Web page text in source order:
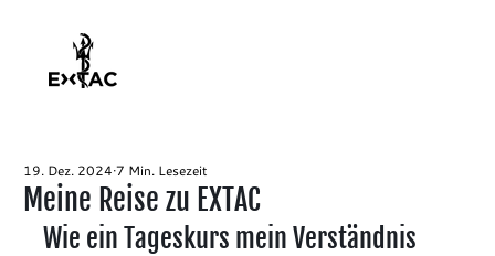
Meine Reise zu EXTAC
19. Dez. 2024 7 Min. Lesezeit
Wie ein Tageskurs mein Verständnis